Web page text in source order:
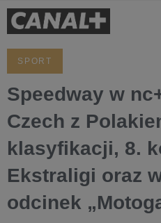
SPORT
Speedway w
Czech z
klasyfikacji, 8.
Ekstraligi oraz
odcinek